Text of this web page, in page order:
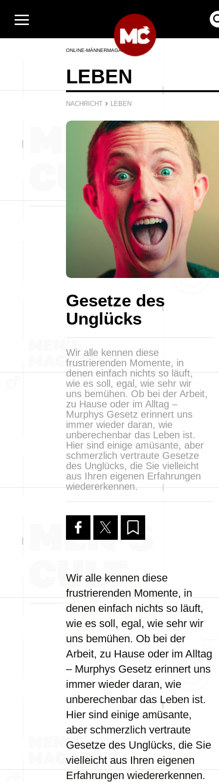
ONLINE-MÄNNERMAGAZIN
LEBEN
NACHRICHT › LEBEN
Gesetze des
Unglücks
Wir alle kennen diese
frustrierenden Momente, in
denen einfach nichts so läuft,
wie es soll, egal, wie sehr wir
uns bemühen. Ob bei der Arbeit,
zu Hause oder im Alltag –
Murphys Gesetz erinnert uns
immer wieder daran, wie
unberechenbar das Leben ist.
Hier sind einige amüsante, aber
schmerzlich vertraute Gesetze
des Unglücks, die Sie vielleicht
aus Ihren eigenen Erfahrungen
wiedererkennen.
Wir alle kennen diese
frustrierenden Momente, in
denen einfach nichts so läuft,
wie es soll, egal, wie sehr wir
uns bemühen. Ob bei der
Arbeit, zu Hause oder im Alltag
– Murphys Gesetz erinnert uns
immer wieder daran, wie
unberechenbar das Leben ist.
Hier sind einige amüsante,
aber schmerzlich vertraute
Gesetze des Unglücks, die Sie
vielleicht aus Ihren eigenen
Erfahrungen wiedererkennen.